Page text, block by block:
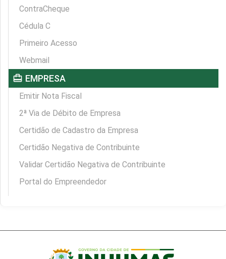
ContraCheque
Cédula C
Primeiro Acesso
Webmail
card_travel EMPRESA
Emitir Nota Fiscal
2ª Via de Débito de Empresa
Certidão de Cadastro da Empresa
Certidão Negativa de Contribuinte
Validar Certidão Negativa de Contribuinte
Portal do Empreendedor